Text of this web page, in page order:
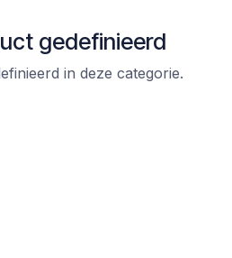
gedefinieerd
in deze categorie.